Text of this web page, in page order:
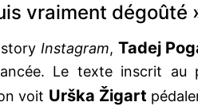
vraiment dégoûté
Instagram, Tadej
Le texte inscrit au
voit Urška Žigart